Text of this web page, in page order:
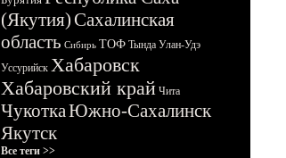
(Якутия)Сахалинская
область Сибирь ТОФ Тында Улан-Удэ
Уссурийск Хабаровск
Хабаровский край Чита
ЧукоткаЮжно-Сахалинск
Якутск
Все теги >>